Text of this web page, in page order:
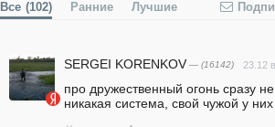
Все (102) Ранние Лучшие
SERGEI KORENKOV — (16142) 23.12
про дружественный огонь сразу
никакая система, свой чужой у